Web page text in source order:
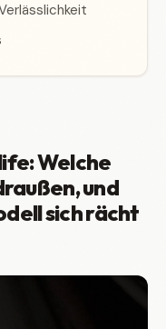
Welche
und
sich rächt